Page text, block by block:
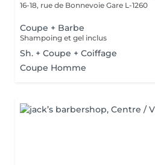
16-18, rue de Bonnevoie Gare L-1260
Coupe + Barbe
Shampoing et gel inclus
Sh. + Coupe + Coiffage
Coupe Homme